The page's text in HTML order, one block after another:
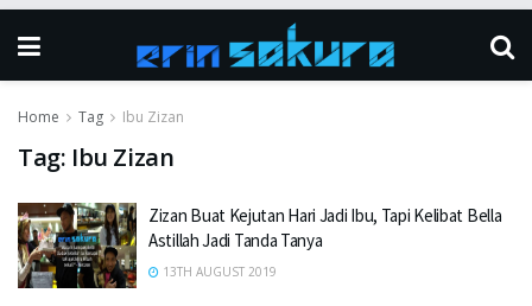
Home Tag Ibu Zizan
Tag: Ibu Zizan
Zizan Buat Kejutan Hari Jadi Ibu, Tapi Kelibat Bella
Astillah Jadi Tanda Tanya
13TH AUGUST 2019